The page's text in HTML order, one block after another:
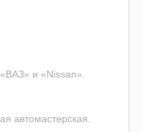
и «Nissan».
автомастерская.